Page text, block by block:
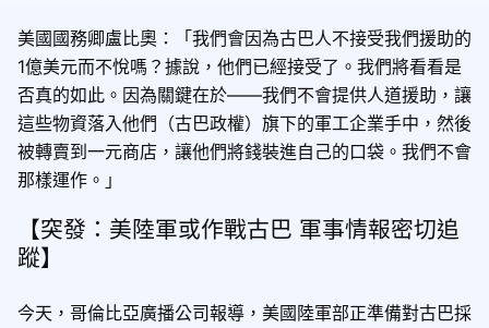
美國國務卿盧比奧：「我們會因為古巴人不接受我們援助的
1億美元而不悅嗎？據說，他們已經接受了。我們將看看是
否真的如此。因為關鍵在於——我們不會提供人道援助，讓
這些物資落入他們（古巴政權）旗下的軍工企業手中，然後
被轉賣到一元商店，讓他們將錢裝進自己的口袋。我們不會
那樣運作。」
【突發：美陸軍或作戰古巴 軍事情報密切追
蹤】
今天，哥倫比亞廣播公司報導，美國陸軍部正準備對古巴採